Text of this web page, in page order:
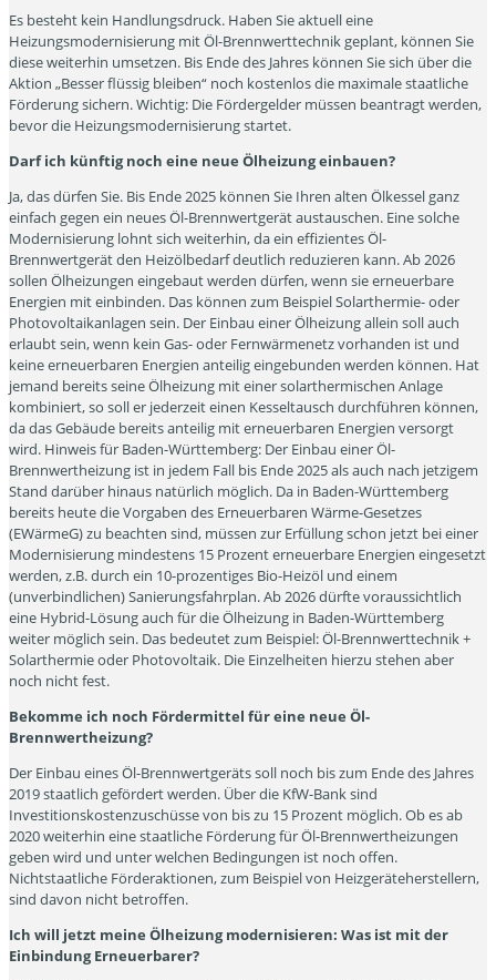
Es besteht kein Handlungsdruck. Haben Sie aktuell eine
Heizungsmodernisierung mit Öl-Brennwerttechnik geplant, können Sie
diese weiterhin umsetzen. Bis Ende des Jahres können Sie sich über die
Aktion „Besser flüssig bleiben“ noch kostenlos die maximale staatliche
Förderung sichern. Wichtig: Die Fördergelder müssen beantragt werden,
bevor die Heizungsmodernisierung startet.
Darf ich künftig noch eine neue Ölheizung einbauen?
Ja, das dürfen Sie. Bis Ende 2025 können Sie Ihren alten Ölkessel ganz
einfach gegen ein neues Öl-Brennwertgerät austauschen. Eine solche
Modernisierung lohnt sich weiterhin, da ein effizientes Öl-
Brennwertgerät den Heizölbedarf deutlich reduzieren kann. Ab 2026
sollen Ölheizungen eingebaut werden dürfen, wenn sie erneuerbare
Energien mit einbinden. Das können zum Beispiel Solarthermie- oder
Photovoltaikanlagen sein. Der Einbau einer Ölheizung allein soll auch
erlaubt sein, wenn kein Gas- oder Fernwärmenetz vorhanden ist und
keine erneuerbaren Energien anteilig eingebunden werden können. Hat
jemand bereits seine Ölheizung mit einer solarthermischen Anlage
kombiniert, so soll er jederzeit einen Kesseltausch durchführen können,
da das Gebäude bereits anteilig mit erneuerbaren Energien versorgt
wird. Hinweis für Baden-Württemberg: Der Einbau einer Öl-
Brennwertheizung ist in jedem Fall bis Ende 2025 als auch nach jetzigem
Stand darüber hinaus natürlich möglich. Da in Baden-Württemberg
bereits heute die Vorgaben des Erneuerbaren Wärme-Gesetzes
(EWärmeG) zu beachten sind, müssen zur Erfüllung schon jetzt bei einer
Modernisierung mindestens 15 Prozent erneuerbare Energien eingesetzt
werden, z.B. durch ein 10-prozentiges Bio-Heizöl und einem
(unverbindlichen) Sanierungsfahrplan. Ab 2026 dürfte voraussichtlich
eine Hybrid-Lösung auch für die Ölheizung in Baden-Württemberg
weiter möglich sein. Das bedeutet zum Beispiel: Öl-Brennwerttechnik +
Solarthermie oder Photovoltaik. Die Einzelheiten hierzu stehen aber
noch nicht fest.
Bekomme ich noch Fördermittel für eine neue Öl-
Brennwertheizung?
Der Einbau eines Öl-Brennwertgeräts soll noch bis zum Ende des Jahres
2019 staatlich gefördert werden. Über die KfW-Bank sind
Investitionskostenzuschüsse von bis zu 15 Prozent möglich. Ob es ab
2020 weiterhin eine staatliche Förderung für Öl-Brennwertheizungen
geben wird und unter welchen Bedingungen ist noch offen.
Nichtstaatliche Förderaktionen, zum Beispiel von Heizgeräteherstellern,
sind davon nicht betroffen.
Ich will jetzt meine Ölheizung modernisieren: Was ist mit der
Einbindung Erneuerbarer?